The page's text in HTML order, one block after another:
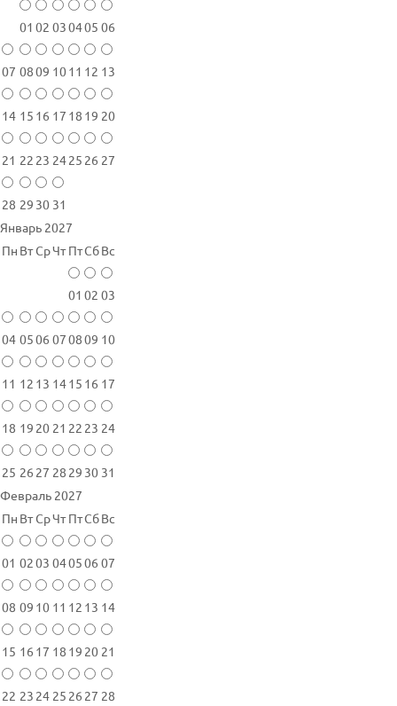
01 02 030405 06
07 0809 1011 12 13
14 15 16 17 18 19 20
21 22 23 2425 26 27
28 29 30 31
Январь 2027
Пн ВтСрЧт ПтСбВс
01 02 03
04 0506 070809 10
11 12 13 1415 16 17
18 19 20 21 22 23 24
25 26 27 28 29 30 31
Февраль 2027
Пн ВтСрЧт ПтСбВс
01 0203 040506 07
08 09 10 11 12 13 14
15 16 17 18 19 20 21
22 23 24 25 26 27 28